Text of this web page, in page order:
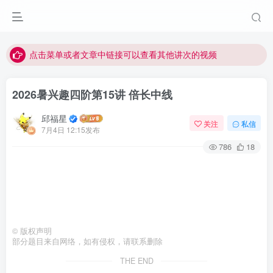
点击菜单或者文章中链接可以查看其他讲次的视频
视频无法观看的微信发消息给邱老师重置即可
2026暑兴趣四阶第15讲 倍长中线
邱福星
7月4日 12:15发布
关注 私信
786 18
© 版权声明
部分题目来自网络，如有侵权，请联系删除
THE END